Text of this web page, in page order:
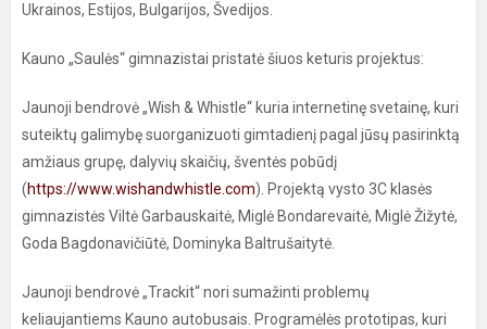
Ukrainos, Estijos, Bulgarijos, Švedijos.
Kauno „Saulės“ gimnazistai pristatė šiuos keturis projektus:
Jaunoji bendrovė „Wish & Whistle“ kuria internetinę svetainę, kuri
suteiktų galimybę suorganizuoti gimtadienį pagal jūsų pasirinktą
amžiaus grupę, dalyvių skaičių, šventės pobūdį
(https://www.wishandwhistle.com). Projektą vysto 3C klasės
gimnazistės Viltė Garbauskaitė, Miglė Bondarevaitė, Miglė Žižytė,
Goda Bagdonavičiūtė, Dominyka Baltrušaitytė.
Jaunoji bendrovė „Trackit“ nori sumažinti problemų
keliaujantiems Kauno autobusais. Programėlės prototipas, kuri